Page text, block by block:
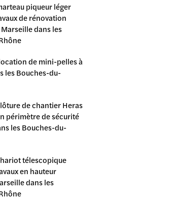
piqueur léger
de rénovation
dans les
de mini-pelles à
les Bouches-du-
de chantier Heras
périmètre de sécurité
les Bouches-du-
télescopique
en hauteur
dans les